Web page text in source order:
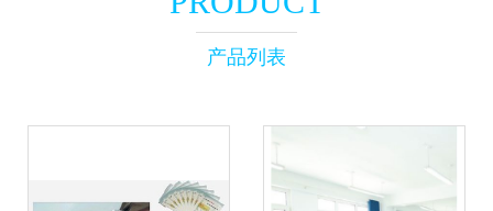
产品列表